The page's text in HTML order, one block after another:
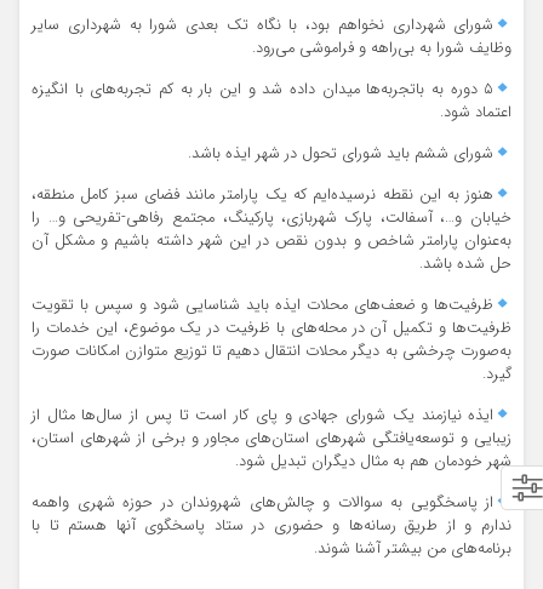
شورای شهرداری نخواهم بود، با نگاه تک بعدی شورا به شهرداری سایر
وظایف شورا به بی‌راهه و فراموشی می‌رود.
۵ دوره به باتجربه‌ها میدان داده شد و این بار به کم تجربه‌های با انگیزه
اعتماد شود.
شورای ششم‌ باید شورای تحول در شهر ایذه باشد.
هنوز به این نقطه نرسیده‌ایم که یک پارامتر مانند فضای سبز کامل منطقه،
خیابان و…، آسفالت، پارک شهربازی، پارکینگ، مجتمع رفاهی-تفریحی و… را
به‌عنوان پارامتر شاخص و بدون نقص در این شهر داشته باشیم و مشکل آن
حل شده باشد.
ظرفیت‌ها و ضعف‌های محلات ایذه باید شناسایی شود و سپس با تقویت
ظرفیت‌ها و تکمیل آن در محله‌های با ظرفیت در یک موضوع، این خدمات را
به‌صورت چرخشی به دیگر محلات انتقال دهیم تا توزیع متوازن امکانات صورت
گیرد.
ایذه نیازمند یک شورای جهادی و پای کار است تا پس از سال‌ها مثال از
زیبایی و توسعه‌یافتگی شهرهای استان‌های مجاور و برخی از شهرهای استان،
شهر خودمان هم به مثال دیگران تبدیل شود.
از پاسخگویی به سوالات و چالش‌های شهروندان در حوزه شهری واهمه
ندارم و از طریق رسانه‌ها و حضوری در ستاد پاسخگوی آنها هستم تا با
برنامه‌های من بیشتر آشنا شوند.